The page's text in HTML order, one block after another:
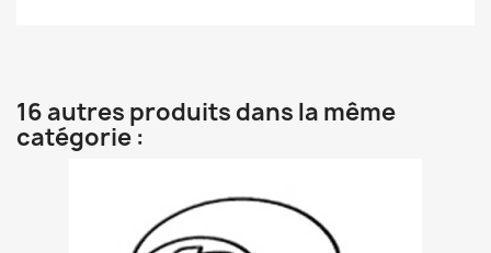
16 autres produits dans la même
catégorie :